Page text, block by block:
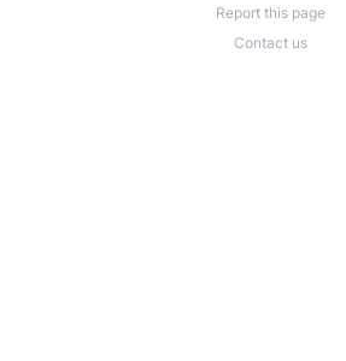
Report this page
Contact us